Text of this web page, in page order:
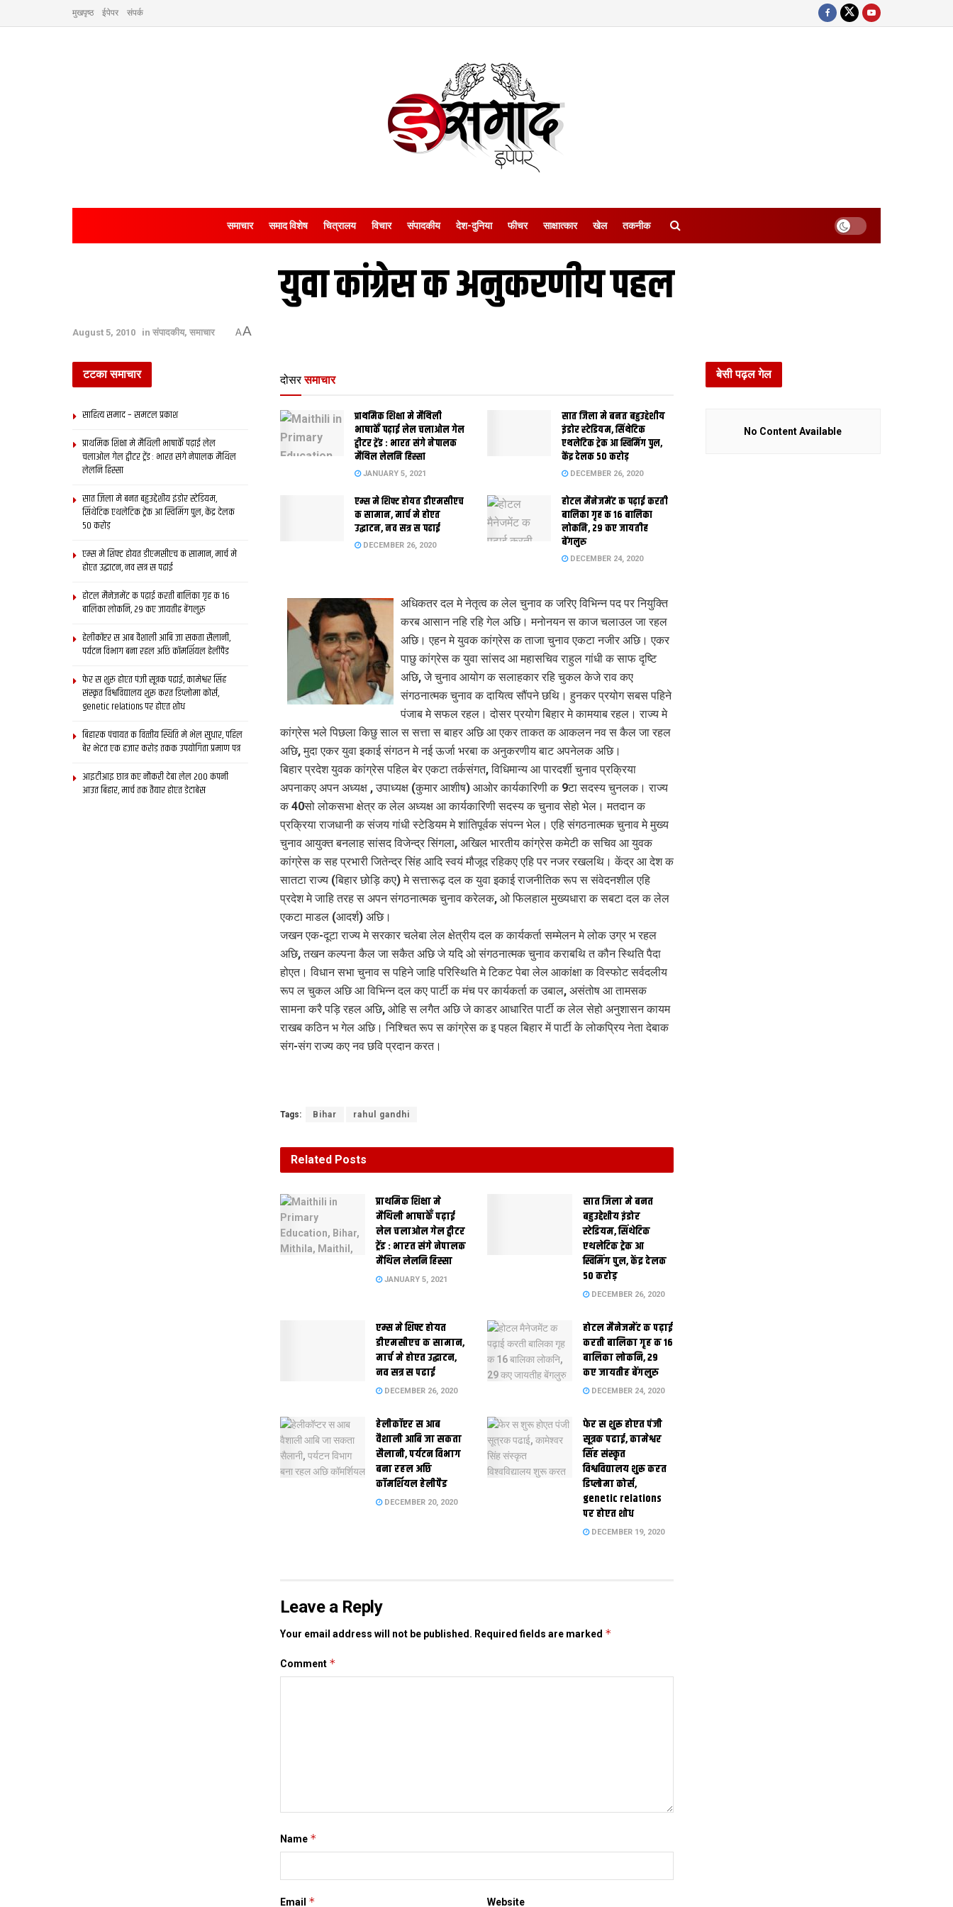
मुखपृष्ठ ईपेपर संपर्क
समाचार समाद विशेष चित्रालय विचार संपादकीय देश-दुनिया फीचर साक्षात्‍कार खेल तकनीक
युवा कांग्रेस क अनुकरणीय पहल
August 5, 2010 in संपादकीय, समाचार AA
दोसर समाचार
प्राथमिक शि‍क्षा मे मैथि‍ली
भाषाकेँ पढ़ाई लेल चलाओल गेल
ट्वीटर ट्रेंड : भारत संगे नेपालक
मैथिल लेलनि हिस्सा
JANUARY 5, 2021
सात जिला मे बनत बहुउद्देशीय
इंडोर स्‍टेडि‍यम, सिंथेटिक
एथलेटिक ट्रेक आ स्विमिंग पुल,
केंद्र देलक 50 करोड़
DECEMBER 26, 2020
एम्स मे शिफ्ट होयत डीएमसीएच
क सामान, मार्च मे होएत
उद्घाटन, नव सत्र स पढाई
DECEMBER 26, 2020
होटल मैनेजमेंट क पढ़ाई करती
बालिका गृह क 16 बालिका
लोकनि, 29 कए जायतीह
बेंगलुरु
DECEMBER 24, 2020
अधिकतर दल मे नेतृत्व क लेल चुनाव क जरिए विभिन्न पद पर नियुक्ति
करब आसान नहि रहि गेल अछि। मनोनयन स काज चलाउल जा रहल
अछि। एहन मे युवक कांग्रेस क ताजा चुनाव एकटा नजीर अछि। एकर
पाछु कांग्रेस क युवा सांसद आ महासचिव राहुल गांधी क साफ दृष्टि
अछि, जेे चुनाव आयोग क सलाहकार रहि चुकल केजे राव कए
संगठनात्मक चुनाव क दायित्व सौंपने छथि। हुनकर प्रयोग सबस पहिने
पंजाब मे सफल रहल। दोसर प्रयोग बिहार मे कामयाब रहल। राज्य मे
कांग्रेस भले पिछला किछु साल स सत्ता स बाहर अछि आ एकर ताकत क आकलन नव स कैल जा रहल
अछि, मुदा एकर युवा इकाई संगठन मे नई ऊर्जा भरबा क अनुकरणीय बाट अपनेलक अछि।
बिहार प्रदेश युवक कांग्रेस पहिल बेर एकटा तर्कसंगत, विधिमान्य आ पारदर्शी चुनाव प्रक्रिया
अपनाकए अपन अध्यक्ष , उपाध्यक्ष (कुमार आशीष) आओर कार्यकारिणी क 9टा सदस्य चुनलक। राज्य
क 40सो लोकसभा क्षेत्र क लेल अध्यक्ष आ कार्यकारिणी सदस्य क चुनाव सेहो भेल। मतदान क
प्रक्रिया राजधानी क संजय गांधी स्टेडियम मे शांतिपूर्वक संपन्न भेल। एहि संगठनात्मक चुनाव मे मुख्य
चुनाव आयुक्त बनलाह सांसद विजेन्द्र सिंगला, अखिल भारतीय कांग्रेस कमेटी क सचिव आ युवक
कांग्रेस क सह प्रभारी जितेन्द्र सिंह आदि स्वयं मौजूद रहिकए एहि पर नजर रखलथि। केंद्र आ देश क
सातटा राज्य (बिहार छोड़ि कए) मे सत्तारूढ़ दल क युवा इकाई राजनीतिक रूप स संवेदनशील एहि
प्रदेश मे जाहि तरह स अपन संगठनात्मक चुनाव करेलक, ओ फिलहाल मुख्यधारा क सबटा दल क लेल
एकटा माडल (आदर्श) अछि।
जखन एक-दूटा राज्य मे सरकार चलेबा लेल क्षेत्रीय दल क कार्यकर्ता सम्मेलन मे लोक उग्र भ रहल
अछि, तखन कल्पना कैल जा सकैत अछि जे यदि ओ संगठनात्मक चुनाव कराबथि त कौन स्थिति पैदा
होएत। विधान सभा चुनाव स पहिने जाहि परिस्थिति मे टिकट पेबा लेल आकांक्षा क विस्फोट सर्वदलीय
रूप ल चुकल अछि आ विभिन्न दल कए पार्टी क मंच पर कार्यकर्ता क उबाल, असंतोष आ तामसक
सामना करै पड़ि रहल अछि, ओहि स लगैत अछि जे काडर आधारित पार्टी क लेल सेहो अनुशासन कायम
राखब कठिन भ गेल अछि। निश्चित रूप स कांग्रेस क इ पहल बिहार में पार्टी के लोकप्रिय नेता देबाक
संग-संग राज्य कए नव छवि प्रदान करत।
Tags: Bihar rahul gandhi
Related Posts
प्राथमिक शि‍क्षा मे
मैथि‍ली भाषाकेँ पढ़ाई
लेल चलाओल गेल ट्वीटर
ट्रेंड : भारत संगे नेपालक
मैथिल लेलनि हिस्सा
JANUARY 5, 2021
सात जिला मे बनत
बहुउद्देशीय इंडोर
स्‍टेडि‍यम, सिंथेटिक
एथलेटिक ट्रेक आ
स्विमिंग पुल, केंद्र देलक
50 करोड़
DECEMBER 26, 2020
एम्स मे शिफ्ट होयत
डीएमसीएच क सामान,
मार्च मे होएत उद्घाटन,
नव सत्र स पढाई
DECEMBER 26, 2020
होटल मैनेजमेंट क पढ़ाई
करती बालिका गृह क 16
बालिका लोकनि, 29
कए जायतीह बेंगलुरु
DECEMBER 24, 2020
हेलीकॉप्टर स आब
वैशाली आबि जा सकता
सैलानी, पर्यटन विभाग
बना रहल अछि
कॉमर्शियल हेलीपैड
DECEMBER 20, 2020
फेर स शुरू होएत पंजी
सूत्रक पढाई, कामेश्वर
सिंह संस्कृत
विश्वविद्यालय शुरू करत
डिप्लोमा कोर्स,
genetic relations
पर होएत शोध
DECEMBER 19, 2020
Leave a Reply
Your email address will not be published. Required fields are marked *
Comment *
Name *
Email * Website
टटका समाचार
साहित्य समाद – समटल प्रकाश
प्राथमिक शि‍क्षा मे मैथि‍ली भाषाकेँ पढ़ाई लेल
चलाओल गेल ट्वीटर ट्रेंड : भारत संगे नेपालक मैथिल
लेलनि हिस्सा
सात जिला मे बनत बहुउद्देशीय इंडोर स्‍टेडि‍यम,
सिंथेटिक एथलेटिक ट्रेक आ स्विमिंग पुल, केंद्र देलक
50 करोड़
एम्स मे शिफ्ट होयत डीएमसीएच क सामान, मार्च मे
होएत उद्घाटन, नव सत्र स पढाई
होटल मैनेजमेंट क पढ़ाई करती बालिका गृह क 16
बालिका लोकनि, 29 कए जायतीह बेंगलुरु
हेलीकॉप्टर स आब वैशाली आबि जा सकता सैलानी,
पर्यटन विभाग बना रहल अछि कॉमर्शियल हेलीपैड
फेर स शुरू होएत पंजी सूत्रक पढाई, कामेश्वर सिंह
संस्कृत विश्वविद्यालय शुरू करत डिप्लोमा कोर्स,
genetic relations पर होएत शोध
बिहारक पंचायत क वित्‍तीय स्थिति मे भेल सुधार, पहिल
बेर भेटत एक हजार करोड़ तकक उपयोगिता प्रमाण पत्र
आइटीआइ छात्र कए नौकरी देबा लेल 200 कंपनी
आउत बिहार, मार्च तक तैयार होएत डेटाबेस
बेसी पढ़ल गेल
No Content Available